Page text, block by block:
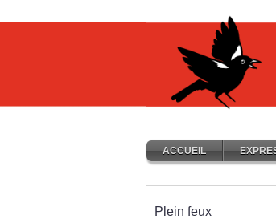
ACCUEIL
Plein feux